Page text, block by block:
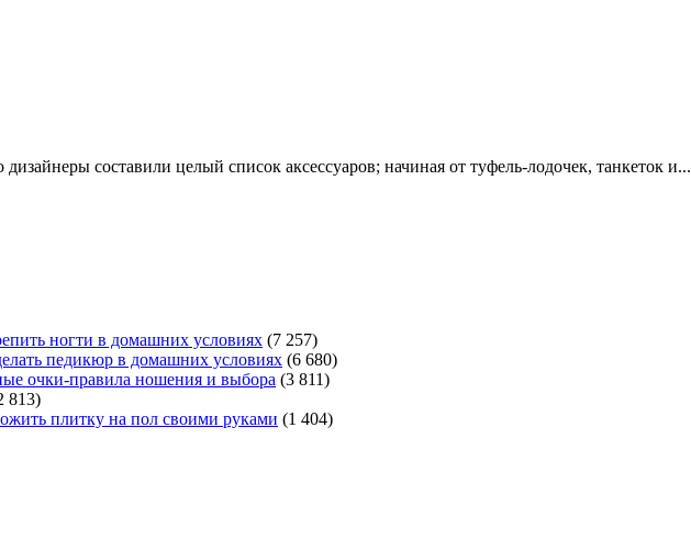
дизайнеры составили целый список аксессуаров; начиная от туфель-лодочек, танкеток и...
ногти в домашних условиях (7 257)
педикюр в домашних условиях (6 680)
очки-правила ношения и выбора (3 811)
813)
плитку на пол своими руками (1 404)